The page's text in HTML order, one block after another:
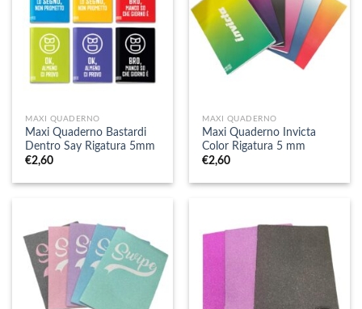
MAXI QUADERNO
Maxi Quaderno Bastardi
Dentro Say Rigatura 5mm
€2,60
MAXI QUADERNO
Maxi Quaderno Invicta
Color Rigatura 5 mm
€2,60